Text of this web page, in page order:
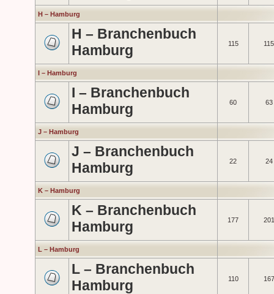
H – Hamburg
H – Branchenbuch
Hamburg
115 115
I – Hamburg
I – Branchenbuch
Hamburg
60 63
J – Hamburg
J – Branchenbuch
Hamburg
22 24
K – Hamburg
K – Branchenbuch
Hamburg
177 201
L – Hamburg
L – Branchenbuch
Hamburg
110 167